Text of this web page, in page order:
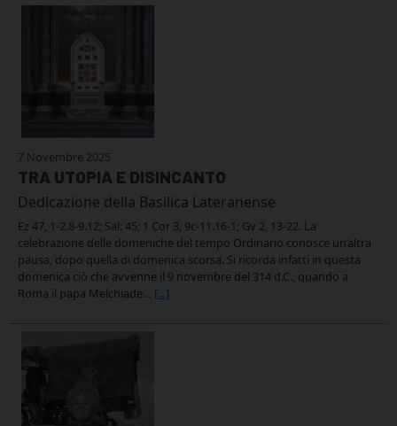
7 Novembre 2025
TRA UTOPIA E DISINCANTO
Dedicazione della Basilica Lateranense
Ez 47, 1-2.8-9.12; Sal: 45; 1 Cor 3, 9c-11.16-1; Gv 2, 13-22. La
celebrazione delle domeniche del tempo Ordinario conosce un’altra
pausa, dopo quella di domenica scorsa. Si ricorda infatti in questa
domenica ciò che avvenne il 9 novembre del 314 d.C., quando a
Roma il papa Melchiade… [...]